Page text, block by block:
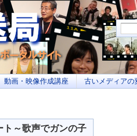
サイト あなたの街のイベント告知、若者参
動画・映像作成講座 古いメディアの
～歌声でガンの子